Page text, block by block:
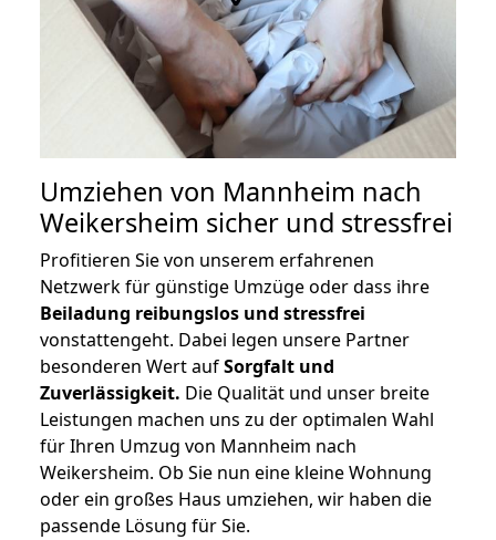
Umziehen von Mannheim nach
Weikersheim sicher und stressfrei
Profitieren Sie von unserem erfahrenen
Netzwerk für günstige Umzüge oder dass ihre
Beiladung reibungslos und stressfrei
vonstattengeht. Dabei legen unsere Partner
besonderen Wert aufSorgfalt und
Zuverlässigkeit. Die Qualität und unser breite
Leistungen machen uns zu der optimalen Wahl
für Ihren Umzug von Mannheim nach
Weikersheim. Ob Sie nun eine kleine Wohnung
oder ein großes Haus umziehen, wir haben die
passende Lösung für Sie.